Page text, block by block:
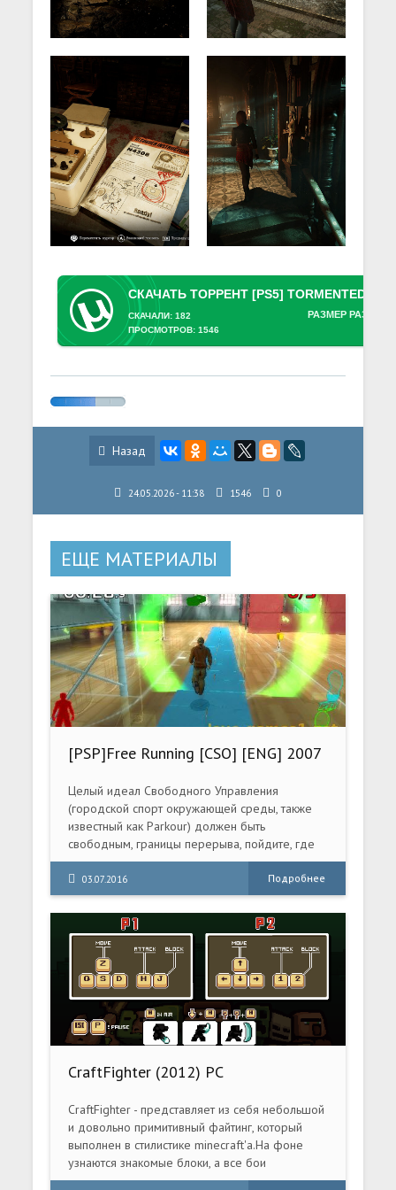
РАЗМЕР
СКАЧАЛИ: 182
ПРОСМОТРОВ: 1546
Назад
24.05.2026 - 11:38 1546 0
ЕЩЕ МАТЕРИАЛЫ
[PSP]Free Running [CSO] [ENG] 2007
Целый идеал Свободного Управления
(городской спорт окружающей среды, также
известный как Parkour) должен быть
свободным, границы перерыва, пойдите, где
другие не осмеливаются.
03.07.2016 Подробнее
CraftFighter (2012) PC
CraftFighter - представляет из себя небольшой
и довольно примитивный файтинг, который
выполнен в стилистике minecraft'а.На фоне
узнаются знакомые блоки, а все бои
происходят между героями и монстрами из